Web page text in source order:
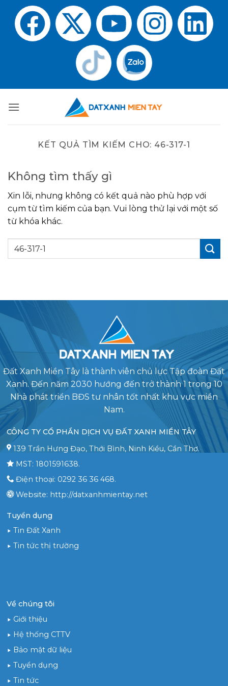
KẾT QUẢ TÌM KIẾM CHO: 46-317-1
Không tìm thấy gì
Xin lỗi, nhưng không có kết quả nào phù hợp với
cụm từ tìm kiếm của bạn. Vui lòng thử lại với một số
từ khóa khác.
Đất Xanh Miền Tây là thành viên chủ lực Tập đoàn Đất
Xanh. Đến năm 2030 hướng đến trở thành 1 trong 10
Nhà phát triển BĐS tư nhân tốt nhất khu vực miền
Nam.
CÔNG TY CỔ PHẦN DỊCH VỤ ĐẤT XANH MIỀN TÂY
139 Trần Hưng Đạo, Thới Bình, Ninh Kiều, Cần Thơ.
MST: 1801591638.
Điện thoại: 0292 36 36 468.
Website: http://datxanhmientay.net
Về chúng tôi
Giới thiệu
Hệ thống CTTV
Bảo mật dữ liệu
Tuyển dụng
Tin tức
Tuyển dụng
Tin Đất Xanh
Tin tức thị trường